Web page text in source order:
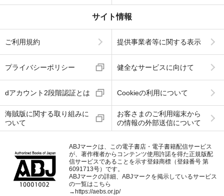
サイト情報
ご利用規約 提供事業者等に関する表示
プライバシーポリシー 健全なサービスに向けて
dアカウント2段階認証とは Cookieの利用について
海賊版に関する取り組みに
ついて
お客さまのご利用端末から
の情報の外部送信について
ABJマークは、この電子書店・電子書籍配信サービス
が、著作権者からコンテンツ使用許諾を得た正規版配
信サービスであることを示す登録商標（登録番号 第
6091713号）です。
ABJマークの詳細、ABJマークを掲示しているサービス
の一覧はこちら
→ https://aebs.or.jp/